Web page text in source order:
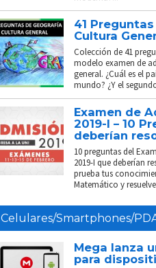
41
Cultura
Colección de 41
modelo examen de
general. ¿Cuál es el
mundo? ¿Y el
Examen de
2019-I – 10
deberían
10 preguntas del
2019-I que deberían
prueba tus
Matemático y
Celulares/Smartphones/
Mega lanza
para